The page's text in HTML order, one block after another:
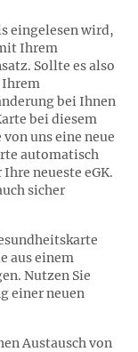
eingelesen wird,
Ihrem
Sollte es also
Ihrem
bei Ihnen
bei diesem
uns eine neue
automatisch
neueste eGK.
sicher
aus einem
Nutzen Sie
einer neuen
Austausch von